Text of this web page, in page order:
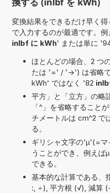
変換結果をできるだけ早く
で入力するのが最適です。
inlbf に kWh' または単に
ほとんどの場合、2 つ
たは '=' / '->') は省略
kWh' ではなく '82
平方」と「立方」の略
「^」を省略すること
チメートルは cm^2 で
る。
ギリシャ文字の'μ'(=
うことができ、例えば
できる。
基本的な計算である、
:, ÷), 平方根 (√), 減算